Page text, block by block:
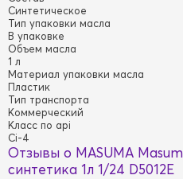
Синтетическое
Тип упаковки масла
В упаковке
Объем масла
1 л
Материал упаковки масла
Пластик
Тип транспорта
Коммерческий
Класс по api
Ci-4
Отзывы о MASUMA
синтетика 1л 1/24 D5012E